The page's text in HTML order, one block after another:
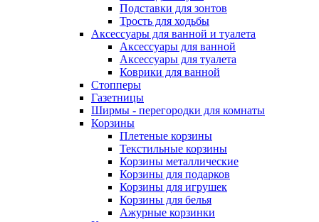
Подставки для зонтов
Трость для ходьбы
Аксессуары для ванной и туалета
Аксессуары для ванной
Аксессуары для туалета
Коврики для ванной
Стопперы
Газетницы
Ширмы - перегородки для комнаты
Корзины
Плетеные корзины
Текстильные корзины
Корзины металлические
Корзины для подарков
Корзины для игрушек
Корзины для белья
Ажурные корзинки